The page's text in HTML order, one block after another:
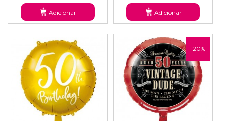
Adicionar Adicionar
-20%